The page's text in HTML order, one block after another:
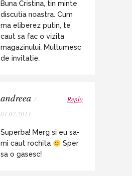
Buna Cristina, tin minte
discutia noastra. Cum
ma eliberez putin, te
caut sa fac o vizita
magazinului. Multumesc
de invitatie.
andreea /
01.07.2011
Reply
Superba! Merg si eu sa-
mi caut rochita
Sper
sa o gasesc!